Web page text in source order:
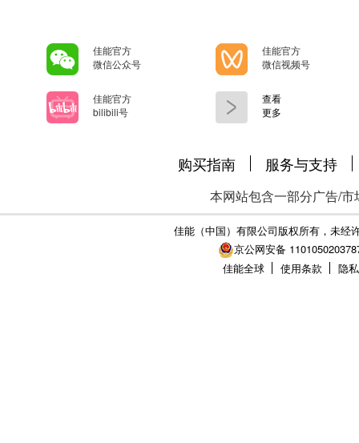
佳能官方
微信公众号
佳能官方
微信视频号
佳能官方
bilibili号
查看
更多
购买指南 服务与支持
本网站包含一部分广告/
佳能（中国）有限公司版权所有，未经
京公网安备
佳能全球
使用条款 隐